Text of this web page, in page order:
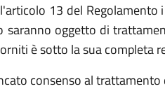
13 del
oggetto di
è sotto la sua completa
consenso al